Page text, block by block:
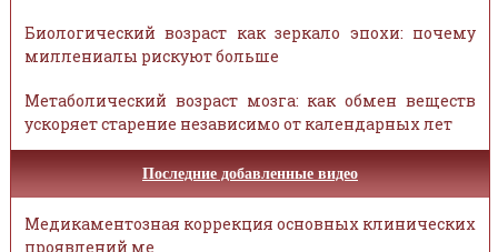
Биологический возраст как зеркало эпохи: почему
миллениалы рискуют больше
Метаболический возраст мозга: как обмен веществ
ускоряет старение независимо от календарных лет
Последние добавленные видео
Медикаментозная коррекция основных клинических
проявлений ме